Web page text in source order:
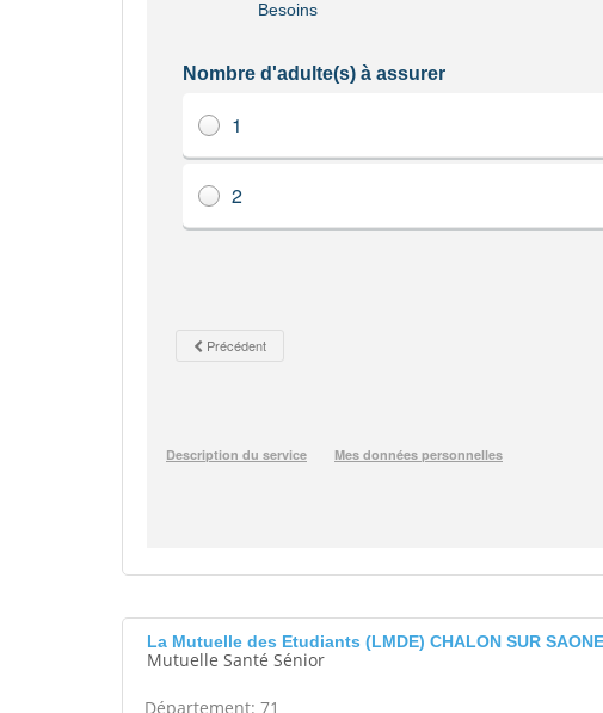
La Mutuelle des Etudiants (LMDE) CHALON SUR SAONE
Mutuelle Santé Sénior
Département: 71